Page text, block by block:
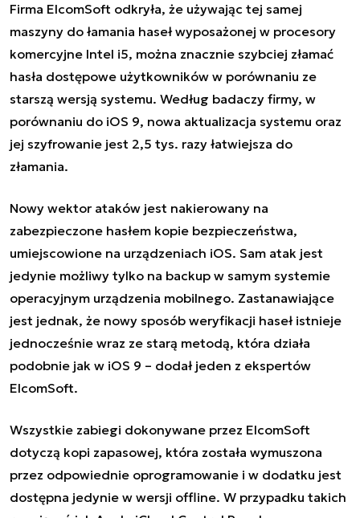
Firma ElcomSoft odkryła, że używając tej samej
maszyny do łamania haseł wyposażonej w procesory
komercyjne Intel i5, można znacznie szybciej złamać
hasła dostępowe użytkowników w porównaniu ze
starszą wersją systemu. Według badaczy firmy, w
porównaniu do iOS 9, nowa aktualizacja systemu oraz
jej szyfrowanie jest 2,5 tys. razy łatwiejsza do
złamania.
Nowy wektor ataków jest nakierowany na
zabezpieczone hasłem kopie bezpieczeństwa,
umiejscowione na urządzeniach iOS. Sam atak jest
jedynie możliwy tylko na backup w samym systemie
operacyjnym urządzenia mobilnego. Zastanawiające
jest jednak, że nowy sposób weryfikacji haseł istnieje
jednocześnie wraz ze starą metodą, która działa
podobnie jak w iOS 9 – dodał jeden z ekspertów
ElcomSoft.
Wszystkie zabiegi dokonywane przez ElcomSoft
dotyczą kopi zapasowej, która została wymuszona
przez odpowiednie oprogramowanie i w dodatku jest
dostępna jedynie w wersji offline. W przypadku takich